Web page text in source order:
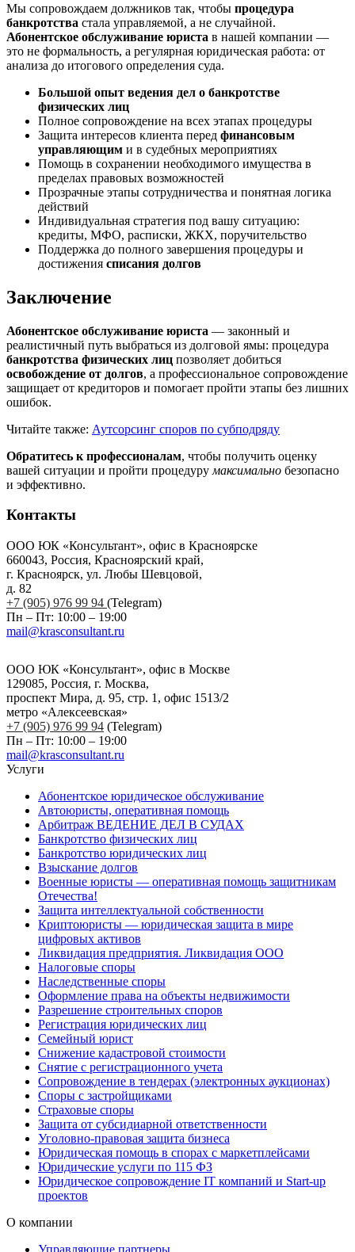
Мы сопровождаем должников так, чтобы процедура
банкротства стала управляемой, а не случайной.
Абонентское обслуживание юриста в нашей компании —
это не формальность, а регулярная юридическая работа: от
анализа до итогового определения суда.
Большой опыт ведения дел о банкротстве
физических лиц
Полное сопровождение на всех этапах процедуры
Защита интересов клиента перед финансовым
управляющим и в судебных мероприятиях
Помощь в сохранении необходимого имущества в
пределах правовых возможностей
Прозрачные этапы сотрудничества и понятная логика
действий
Индивидуальная стратегия под вашу ситуацию:
кредиты, МФО, расписки, ЖКХ, поручительство
Поддержка до полного завершения процедуры и
достижения списания долгов
Заключение
Абонентское обслуживание юриста — законный и
реалистичный путь выбраться из долговой ямы: процедура
банкротства физических лиц позволяет добиться
освобождение от долгов, а профессиональное сопровождение
защищает от кредиторов и помогает пройти этапы без лишних
ошибок.
Читайте также: Аутсорсинг споров по субподряду
Обратитесь к профессионалам, чтобы получить оценку
вашей ситуации и пройти процедуру максимально безопасно
и эффективно.
Контакты
ООО ЮК «Консультант», офис в Красноярске
660043, Россия, Красноярский край,
г. Красноярск, ул. Любы Шевцовой,
д. 82
+7 (905) 976 99 94 (Telegram)
Пн – Пт: 10:00 – 19:00
mail@krasconsultant.ru
ООО ЮК «Консультант», офис в Москве
129085, Россия, г. Москва,
проспект Мира, д. 95, стр. 1, офис 1513/2
метро «Алексеевская»
+7 (905) 976 99 94 (Telegram)
Пн – Пт: 10:00 – 19:00
mail@krasconsultant.ru
Услуги
Абонентское юридическое обслуживание
Автоюристы, оперативная помощь
Арбитраж ВЕДЕНИЕ ДЕЛ В СУДАХ
Банкротство физических лиц
Банкротство юридических лиц
Взыскание долгов
Военные юристы — оперативная помощь защитникам
Отечества!
Защита интеллектуальной собственности
Криптоюристы — юридическая защита в мире
цифровых активов
Ликвидация предприятия. Ликвидация ООО
Налоговые споры
Наследственные споры
Оформление права на объекты недвижимости
Разрешение строительных споров
Регистрация юридических лиц
Семейный юрист
Снижение кадастровой стоимости
Снятие с регистрационного учета
Сопровождение в тендерах (электронных аукционах)
Споры с застройщиками
Страховые споры
Защита от субсидиарной ответственности
Уголовно-правовая защита бизнеса
Юридическая помощь в спорах с маркетплейсами
Юридические услуги по 115 ФЗ
Юридическое сопровождение IT компаний и Start-up
проектов
О компании
Управляющие партнеры